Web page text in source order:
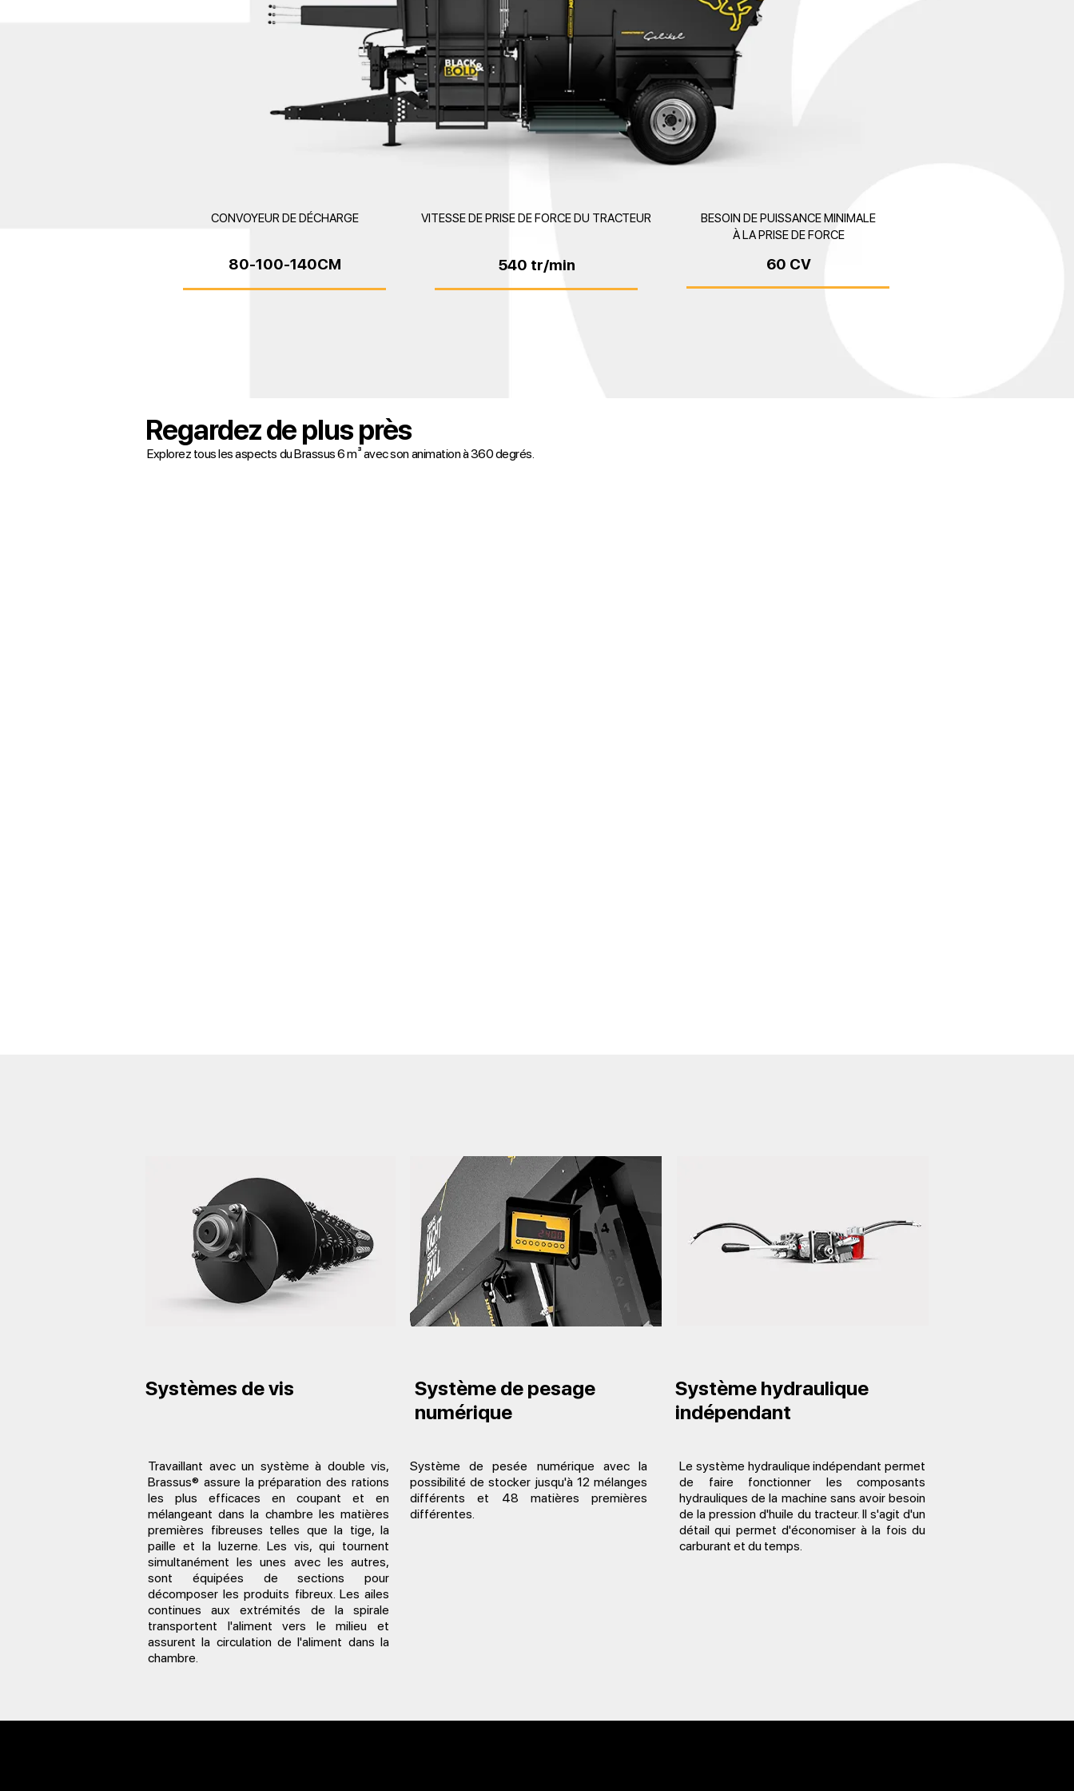
80-100-140CM
CONVOYEUR DE DÉCHARGE
540 tr/min
VITESSE DE PRISE DE FORCE DU TRACTEUR
60 CV
BESOIN DE PUISSANCE MINIMALE
À LA PRISE DE FORCE
Regardez de plus près
Explorez tous les aspects du Brassus 6 m³ avec son animation à 360 degrés.
Systèmes de vis
Système de pesage
numérique
Système hydraulique
indépendant
Travaillant avec un système à double vis,
Brassus® assure la préparation des rations
les plus efficaces en coupant et en
mélangeant dans la chambre les matières
premières fibreuses telles que la tige, la
paille et la luzerne. Les vis, qui tournent
simultanément les unes avec les autres,
sont équipées de sections pour
décomposer les produits fibreux. Les ailes
continues aux extrémités de la spirale
transportent l'aliment vers le milieu et
assurent la circulation de l'aliment dans la
chambre.
Système de pesée numérique avec la
possibilité de stocker jusqu'à 12 mélanges
différents et 48 matières premières
différentes.
Le système hydraulique indépendant permet
de faire fonctionner les composants
hydrauliques de la machine sans avoir besoin
de la pression d'huile du tracteur. Il s'agit d'un
détail qui permet d'économiser à la fois du
carburant et du temps.